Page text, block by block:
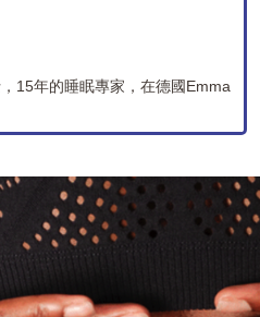
15年的睡眠專家，在德國Emma